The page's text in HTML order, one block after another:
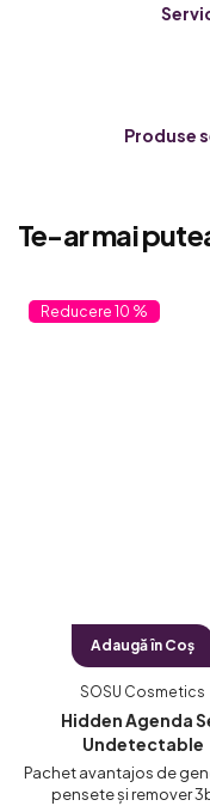
Produse
Te-ar mai
10 %
Hidden Agenda
Undetectable
SOSU Cosmetics
Adaugă în Coş
Pachet avantajos de
pensete și remover